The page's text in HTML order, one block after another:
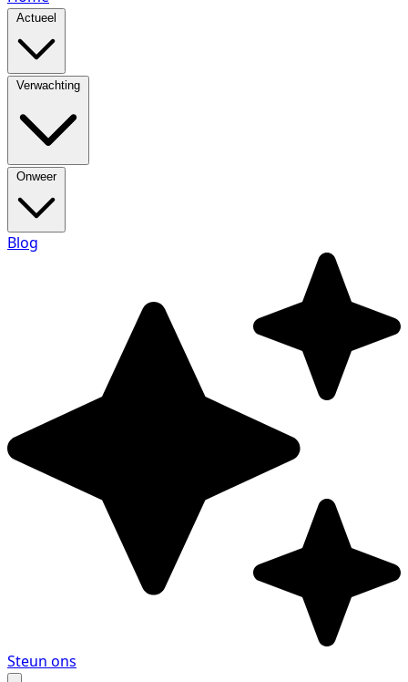
Actueel
Verwachting
Onweer
Blog
Steun ons